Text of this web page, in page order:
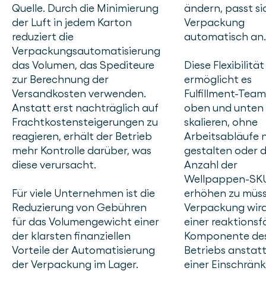
Quelle. Durch die Minimierung
der Luft in jedem Karton
reduziert die
Verpackungsautomatisierung
das Volumen, das Spediteure
zur Berechnung der
Versandkosten verwenden.
Anstatt erst nachträglich auf
Frachtkostensteigerungen zu
reagieren, erhält der Betrieb
mehr Kontrolle darüber, was
diese verursacht.
Für viele Unternehmen ist die
Reduzierung von Gebühren
für das Volumengewicht einer
der klarsten finanziellen
Vorteile der Automatisierung
der Verpackung im Lager.
ändern, passt
Verpackung
automatisch an.
Diese Flexibilität
ermöglicht es
Fulfillment-
oben und unten
skalieren, ohne
Arbeitsabläufe
gestalten oder
Anzahl der
Wellpappen-
erhöhen zu
Verpackung
einer
Komponente
Betriebs
einer